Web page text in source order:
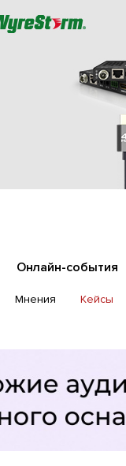
Онлайн-события
Мнения Кейсы